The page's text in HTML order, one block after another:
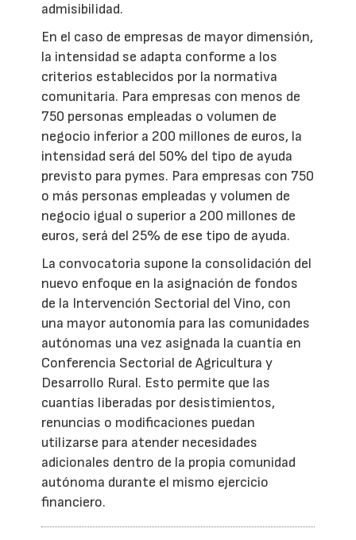
admisibilidad.
En el caso de empresas de mayor dimensión,
la intensidad se adapta conforme a los
criterios establecidos por la normativa
comunitaria. Para empresas con menos de
750 personas empleadas o volumen de
negocio inferior a 200 millones de euros, la
intensidad será del 50% del tipo de ayuda
previsto para pymes. Para empresas con 750
o más personas empleadas y volumen de
negocio igual o superior a 200 millones de
euros, será del 25% de ese tipo de ayuda.
La convocatoria supone la consolidación del
nuevo enfoque en la asignación de fondos
de la Intervención Sectorial del Vino, con
una mayor autonomía para las comunidades
autónomas una vez asignada la cuantía en
Conferencia Sectorial de Agricultura y
Desarrollo Rural. Esto permite que las
cuantías liberadas por desistimientos,
renuncias o modificaciones puedan
utilizarse para atender necesidades
adicionales dentro de la propia comunidad
autónoma durante el mismo ejercicio
financiero.